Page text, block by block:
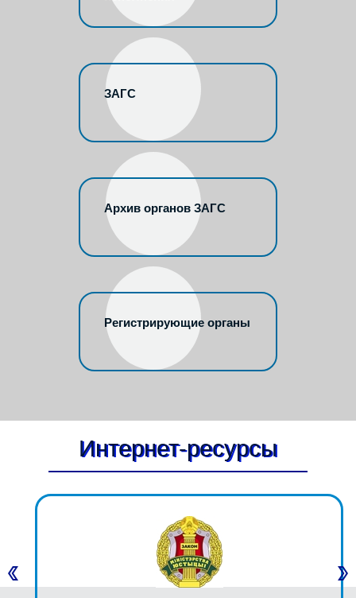
ЗАГС
Архив органов ЗАГС
Регистрирующие органы
Интернет-ресурсы